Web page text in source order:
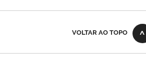
VOLTAR AO TOPO